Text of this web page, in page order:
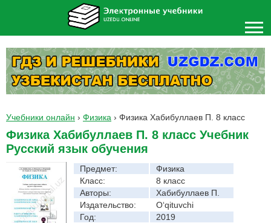
Учебники онлайн › Физика › Физика Хабибуллаев П. 8 класс
Физика Хабибуллаев П. 8 класс Учебник
Русский язык обучения
Предмет:
Физика
Класс:
8 класс
Авторы:
Хабибуллаев П.
Издательство:
O‘qituvchi
Год:
2019